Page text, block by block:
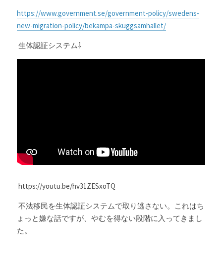
https://www.government.se/government-policy/swedens-
new-migration-policy/bekampa-skuggsamhallet/
生体認証システム⇩
https://youtu.be/hv31ZESxoTQ
ょっと嫌な話ですが、やむを得ない段階に入ってきまし
た。